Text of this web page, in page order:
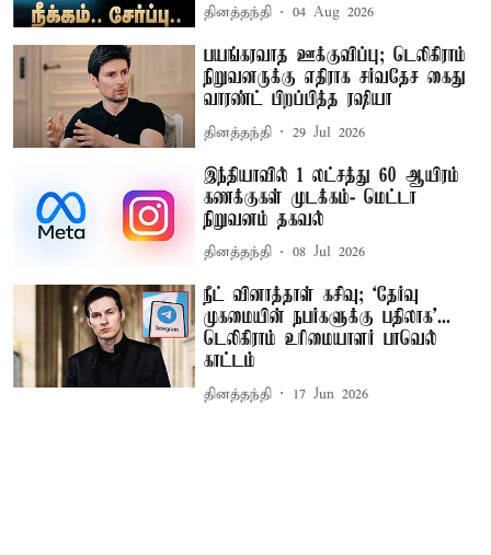
தினத்தந்தி 04 Aug 2026
பயங்கரவாத ஊக்குவிப்பு; டெலிகிராம்
நிறுவனருக்கு எதிராக சர்வதேச கைது
வாரண்ட் பிறப்பித்த ரஷியா
தினத்தந்தி 29 Jul 2026
இந்தியாவில் 1 லட்சத்து 60 ஆயிரம்
கணக்குகள் முடக்கம்- மெட்டா
நிறுவனம் தகவல்
தினத்தந்தி 08 Jul 2026
நீட் வினாத்தாள் கசிவு; ‘தேர்வு
முகமையின் நபர்களுக்கு பதிலாக’...
டெலிகிராம் உரிமையாளர் பாவெல்
காட்டம்
தினத்தந்தி 17 Jun 2026